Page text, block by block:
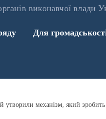
виконавчої влади
Для